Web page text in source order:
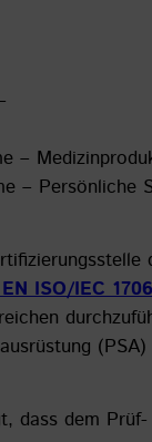
–
– Persönliche
ISO/IEC
(PSA)
dass dem